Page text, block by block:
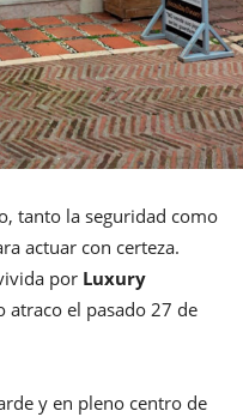
tanto la seguridad como
actuar con certeza.
por Luxury
el pasado 27 de
y en pleno centro de